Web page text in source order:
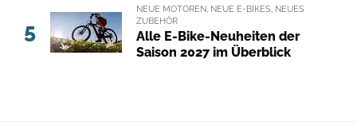
5
NEUE MOTOREN, NEUE E-BIKES, NEUES
ZUBEHÖR
Alle E-Bike-Neuheiten der
Saison 2027 im Überblick